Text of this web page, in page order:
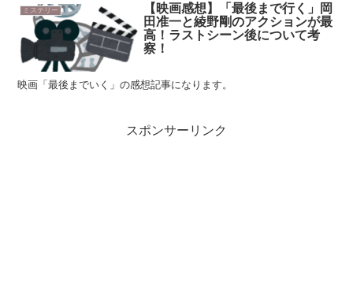
ミステリー
【映画感想】「最後まで行く」岡
田准一と綾野剛のアクションが最
高！ラストシーン後について考
察！
映画「最後までいく」の感想記事になります。
スポンサーリンク